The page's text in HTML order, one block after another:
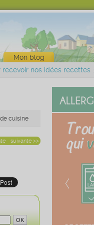
Mon blog
recevoir nos idées recettes :
cuisine
suivante >>